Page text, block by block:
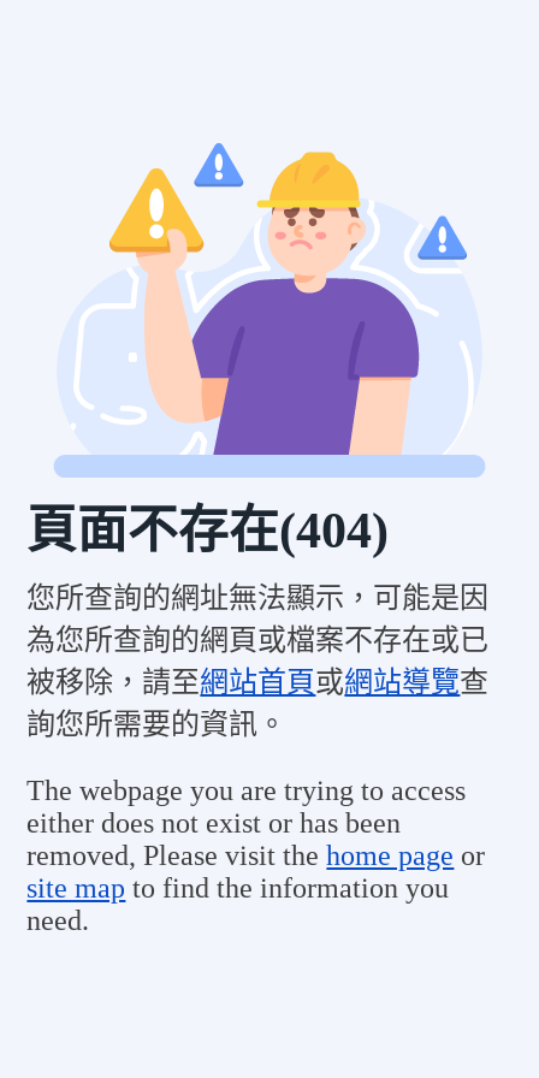
頁面不存在(404)
您所查詢的網址無法顯示，可能是因
為您所查詢的網頁或檔案不存在或已
被移除，請至網站首頁或網站導覽查
詢您所需要的資訊。
The webpage you are trying to access
either does not exist or has been
removed, Please visit thehome page or
site map to find the information you
need.